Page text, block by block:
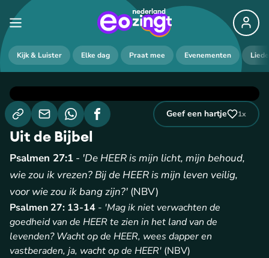
Kijk & Luister Elke dag Praat mee Evenementen
Geef een hartje 1x
Uit de Bijbel
Psalmen 27:1 - 'De HEER is mijn licht, mijn behoud,
wie zou ik vrezen? Bij de HEER is mijn leven veilig,
voor wie zou ik bang zijn?' (NBV)
Psalmen 27: 13-14 - 'Mag ik niet verwachten de
goedheid van de HEER te zien in het land van de
levenden? Wacht op de HEER, wees dapper en
vastberaden, ja, wacht op de HEER' (NBV)